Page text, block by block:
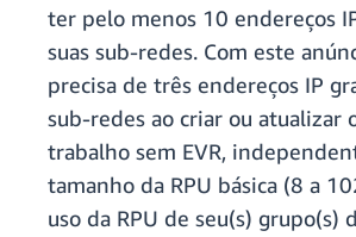
ter pelo menos 10 endereços
suas sub-redes. Com este
precisa de três endereços IP
sub-redes ao criar ou atualizar
trabalho sem EVR,
tamanho da RPU básica (8 a
uso da RPU de seu(s) grupo(s)